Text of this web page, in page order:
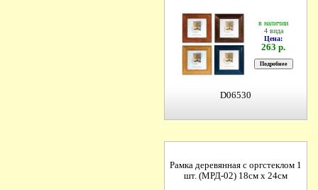
в наличии
4 вида
Цена:
263 р.
D06530
Рамка деревянная с оргстеклом 1
шт. (МРД-02) 18см х 24см